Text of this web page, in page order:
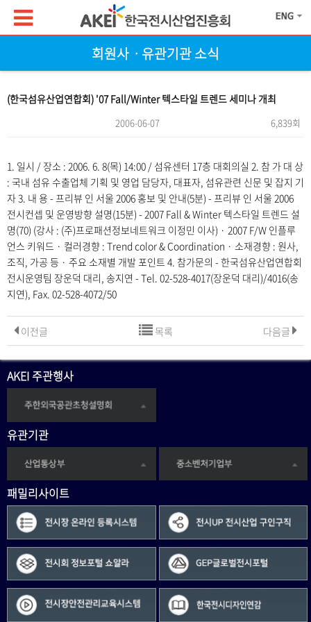
회원사ㆍ유관기관 소식
(한국섬유산업연합회) '07 Fall/Winter 텍스타일 트렌드 세미나 개최
2006-06-07 6,839회
본문
1. 일시 / 장소 : 2006. 6. 8(목) 14:00 / 섬유센터 17층 대회의실 2. 참 가 대 상
: 국내 섬유 수출업체 기획 및 영업 담당자, 대표자, 섬유관련 신문 및 잡지 기
자 3. 내 용 - 프리뷰 인 서울 2006 홍보 및 안내(5분) - 프리뷰 인 서울 2006
전시컨셉 및 운영방향 설명(15분) - 2007 Fall & Winter 텍스타일 트렌드 설
명(70) (강사 : (주)프로패션정보네트워크 이정민 이사) · 2007 F/W 인플루
언스 키워드 · 컬러경향 : Trend color & Coordination · 소재경향 : 원사,
조직, 가공 등 · 주요 소재별 개발 포인트 4. 참가문의 - 한국섬유산업연합회
전시운영팀 장운덕 대리, 송지연 - Tel. 02-528-4017(장운덕 대리)/4016(송
지연), Fax. 02-528-4072/50
이전글 다음글
목록
AKEI 주관행사
유관기관
패밀리사이트